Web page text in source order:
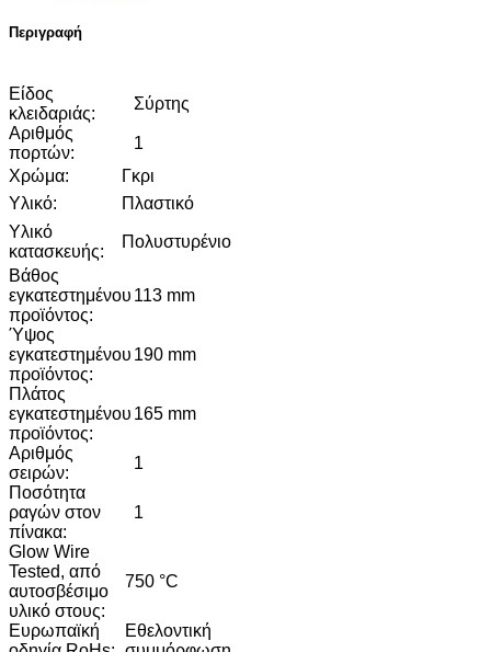
Περιγραφή
Είδος
κλειδαριάς:
Σύρτης
Αριθμός
πορτών:
1
Χρώμα:
Γκρι
Υλικό:
Πλαστικό
Υλικό
κατασκευής:
Πολυστυρένιο
Βάθος
εγκατεστημένου
προϊόντος:
113 mm
Ύψος
εγκατεστημένου
προϊόντος:
190 mm
Πλάτος
εγκατεστημένου
προϊόντος:
165 mm
Αριθμός
σειρών:
1
Ποσότητα
ραγών στον
πίνακα:
1
Glow Wire
Tested, από
αυτοσβέσιμο
υλικό στους:
750 °C
Ευρωπαϊκή
Εθελοντική